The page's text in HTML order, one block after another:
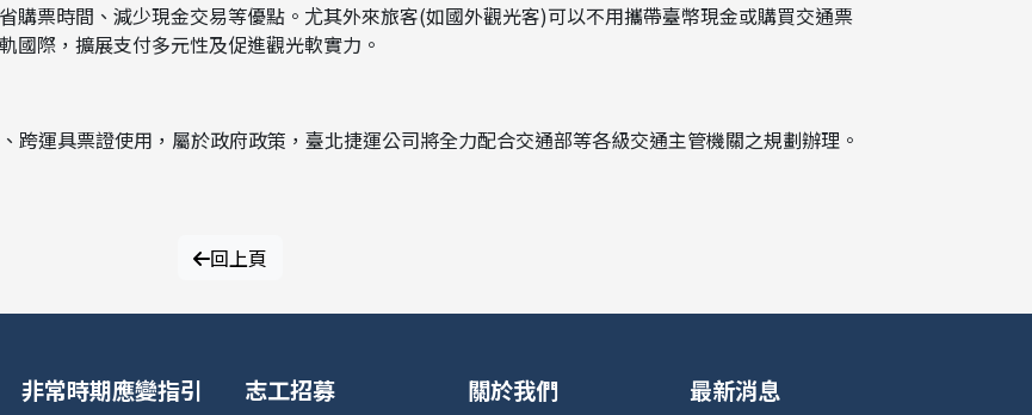
購票時間、減少現金交易等優點。尤其外來旅客(如國外觀光客)可以不用攜帶臺幣現金或購買交通票
國際，擴展支付多元性及促進觀光軟實力。
跨運具票證使用，屬於政府政策，臺北捷運公司將全力配合交通部等各級交通主管機關之規劃辦理。
回上頁
非常時期應變指引 志工招募 關於我們 最新消息